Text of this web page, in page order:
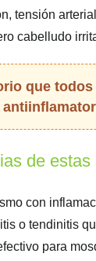
tensión
cabelludo
que
de
con
o tendinitis
para